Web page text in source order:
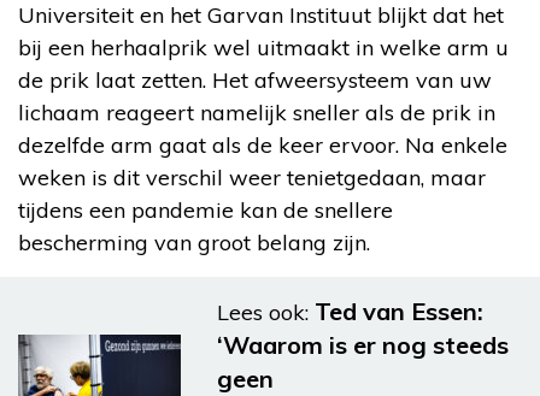
Universiteit en het Garvan Instituut blijkt dat het
bij een herhaalprik wel uitmaakt in welke arm u
de prik laat zetten. Het afweersysteem van uw
lichaam reageert namelijk sneller als de prik in
dezelfde arm gaat als de keer ervoor. Na enkele
weken is dit verschil weer tenietgedaan, maar
tijdens een pandemie kan de snellere
bescherming van groot belang zijn.
Lees ook: Ted van Essen:
‘Waarom is er nog steeds
geen